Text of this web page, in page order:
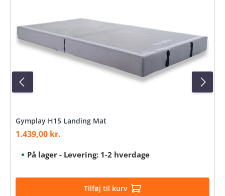
Gymplay H15 Landing Mat
Salgspris:
1.439,00 kr.
På lager - Levering: 1-2 hverdage
Tilføj til kurv